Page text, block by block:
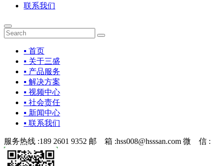
联系我们
▪ 首页
▪ 关于三盛
▪ 产品服务
▪ 解决方案
▪ 视频中心
▪ 社会责任
▪ 新闻中心
▪ 联系我们
服务热线 :189 2601 9352 邮 箱 :hss008@hsssan.com 微 信 :